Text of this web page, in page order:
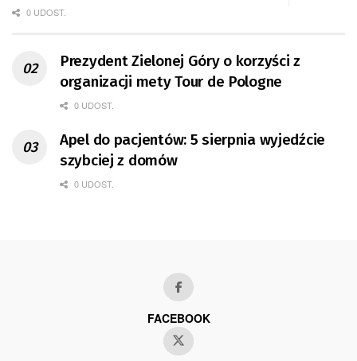
0 UDOST.
Prezydent Zielonej Góry o korzyści z
organizacji mety Tour de Pologne
0 UDOST.
Apel do pacjentów: 5 sierpnia wyjedźcie
szybciej z domów
0 UDOST.
FACEBOOK